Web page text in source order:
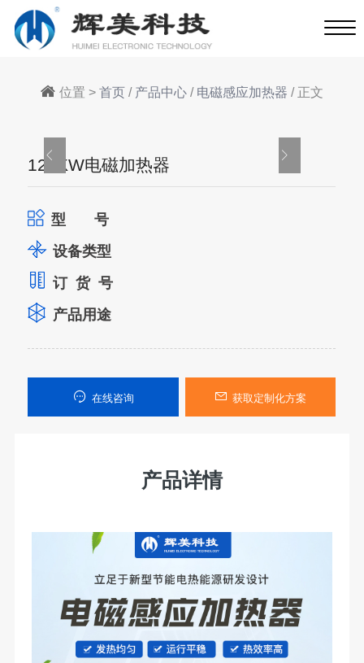
位置 > 首页/ 产品中心/ 电磁感应加热器 / 正文
120KW电磁加热器
型 号
设备类型
订 货 号
产品用途
在线咨询 获取定制化方案
产品详情